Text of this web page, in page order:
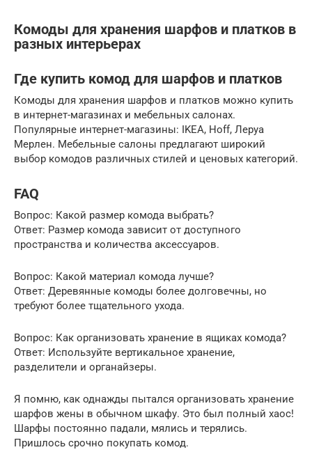
Комоды для хранения шарфов и платков в
разных интерьерах
Где купить комод для шарфов и платков
Комоды для хранения шарфов и платков можно купить
в интернет-магазинах и мебельных салонах.
Популярные интернет-магазины: IKEA, Hoff, Леруа
Мерлен. Мебельные салоны предлагают широкий
выбор комодов различных стилей и ценовых категорий.
FAQ
Вопрос: Какой размер комода выбрать?
Ответ: Размер комода зависит от доступного
пространства и количества аксессуаров.
Вопрос: Какой материал комода лучше?
Ответ: Деревянные комоды более долговечны, но
требуют более тщательного ухода.
Вопрос: Как организовать хранение в ящиках комода?
Ответ: Используйте вертикальное хранение,
разделители и органайзеры.
Я помню, как однажды пытался организовать хранение
шарфов жены в обычном шкафу. Это был полный хаос!
Шарфы постоянно падали, мялись и терялись.
Пришлось срочно покупать комод.